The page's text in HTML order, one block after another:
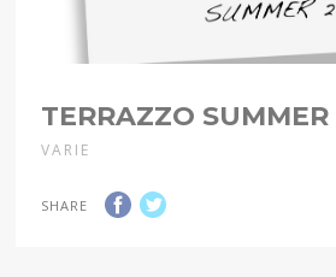
TERRAZZO SUMMER
VARIE
SHARE